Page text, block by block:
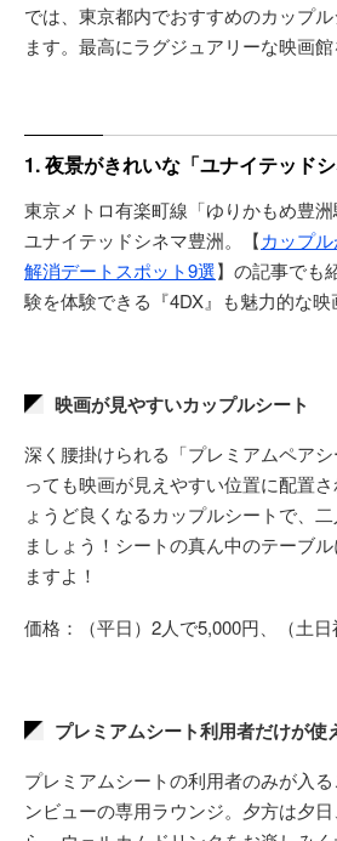
では、東京都内でおすすめのカップ
ます。最高にラグジュアリーな映画館
1. 夜景がきれいな「ユナイテッドシ
東京メトロ有楽町線「ゆりかもめ豊洲
ユナイテッドシネマ豊洲。【カップ
解消デートスポット9選】の記事でも
験を体験できる『4DX』も魅力的な映
映画が見やすいカップルシート
深く腰掛けられる「プレミアムペア
っても映画が見えやすい位置に配置
ょうど良くなるカップルシートで、
ましょう！シートの真ん中のテーブ
ますよ！
価格：（平日）2人で5,000円、（土
プレミアムシート利用者だけが使
プレミアムシートの利用者のみが入
ンビューの専用ラウンジ。夕方は夕